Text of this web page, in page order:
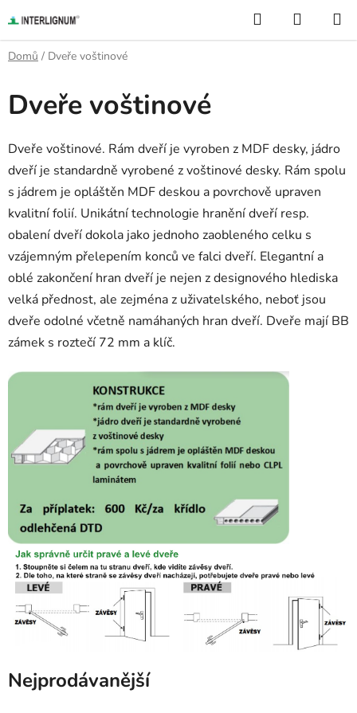
na
obsah
Hledat
KOŠÍK
Domů / Dveře voštinové
Dveře voštinové
Dveře voštinové. Rám dveří je vyroben z MDF desky, jádro
dveří je standardně vyrobené z voštinové desky. Rám spolu
s jádrem je opláštěn MDF deskou a povrchově upraven
kvalitní folií. Unikátní technologie hranění dveří resp.
obalení dveří dokola jako jednoho zaobleného celku s
vzájemným přelepením konců ve falci dveří. Elegantní a
oblé zakončení hran dveří je nejen z designového hlediska
velká přednost, ale zejména z uživatelského, neboť jsou
dveře odolné včetně namáhaných hran dveří. Dveře mají BB
zámek s roztečí 72 mm a klíč.
Nejprodávanější